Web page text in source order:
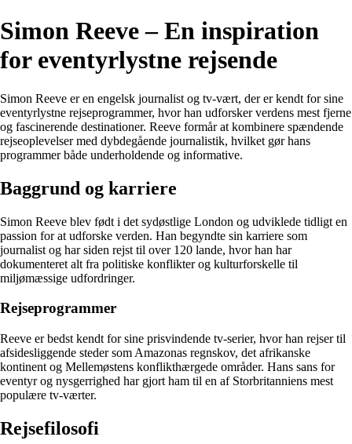
Simon Reeve – En inspiration
for eventyrlystne rejsende
Simon Reeve er en engelsk journalist og tv-vært, der er kendt for sine
eventyrlystne rejseprogrammer, hvor han udforsker verdens mest fjerne
og fascinerende destinationer. Reeve formår at kombinere spændende
rejseoplevelser med dybdegående journalistik, hvilket gør hans
programmer både underholdende og informative.
Baggrund og karriere
Simon Reeve blev født i det sydøstlige London og udviklede tidligt en
passion for at udforske verden. Han begyndte sin karriere som
journalist og har siden rejst til over 120 lande, hvor han har
dokumenteret alt fra politiske konflikter og kulturforskelle til
miljømæssige udfordringer.
Rejseprogrammer
Reeve er bedst kendt for sine prisvindende tv-serier, hvor han rejser til
afsidesliggende steder som Amazonas regnskov, det afrikanske
kontinent og Mellemøstens konflikthærgede områder. Hans sans for
eventyr og nysgerrighed har gjort ham til en af Storbritanniens mest
populære tv-værter.
Rejsefilosofi